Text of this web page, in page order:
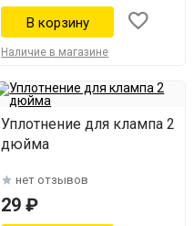
Наличие в магазине
Уплотнение для клампа 2
дюйма
нет отзывов
29 ₽